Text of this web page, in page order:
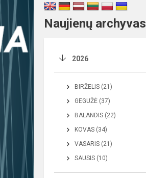
Naujienų archyvas
2026
BIRŽELIS (21)
GEGUŽĖ (37)
BALANDIS (22)
KOVAS (34)
VASARIS (21)
SAUSIS (10)